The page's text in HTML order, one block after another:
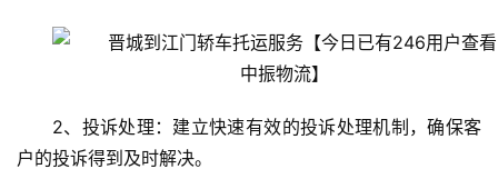
2、投诉处理：建立快速有效的投诉处理机制，确保客
户的投诉得到及时解决。